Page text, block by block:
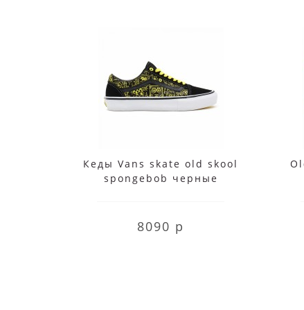
Кеды Vans skate old skool
spongebob черные
8090 р